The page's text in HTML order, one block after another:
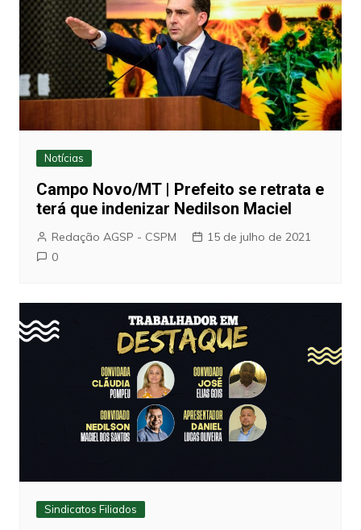
Notícias
Campo Novo/MT | Prefeito se retrata e
terá que indenizar Nedilson Maciel
Redação AGSP - CSPM
15 de julho de 2021
0
Sindicatos Filiados